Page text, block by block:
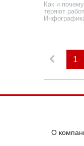
Как и
теряют
1
О